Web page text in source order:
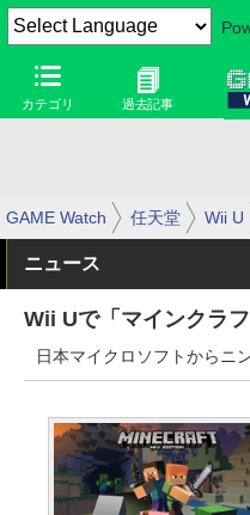
カテゴリ 過去記事
GAME Watch 任天堂 Wii U
ニュース
Wii Uで「マインクラフ
日本マイクロソフトからニ